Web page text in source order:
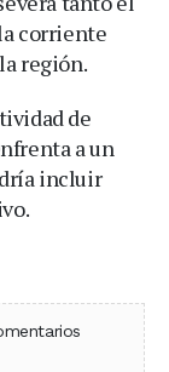
corriente
región.
de
a un
incluir
X (Twitter)
en WhatsApp